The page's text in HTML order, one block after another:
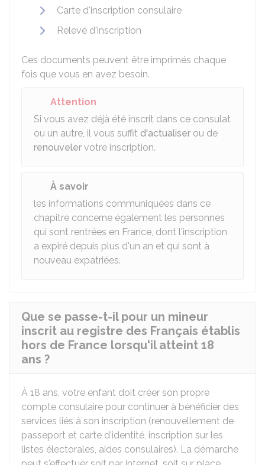
Carte d'inscription consulaire
Relevé d'inscription
Ces documents peuvent être imprimés chaque
fois que vous en avez besoin.
Attention
Si vous avez déjà été inscrit dans ce consulat
ou un autre, il vous suffit d'actualiser ou de
renouveler votre inscription.
À savoir
les informations communiquées dans ce
chapitre concerne également les personnes
qui sont rentrées en France, dont l'inscription
a expiré depuis plus d'un an et qui sont à
nouveau expatriées.
Que se passe-t-il pour un mineur
inscrit au registre des Français établis
hors de France lorsqu'il atteint 18
ans ?
À 18 ans, votre enfant doit créer son propre
compte consulaire pour continuer à bénéficier des
services liés à son inscription (renouvellement de
passeport et carte d'identité, inscription sur les
listes électorales, aides consulaires). La démarche